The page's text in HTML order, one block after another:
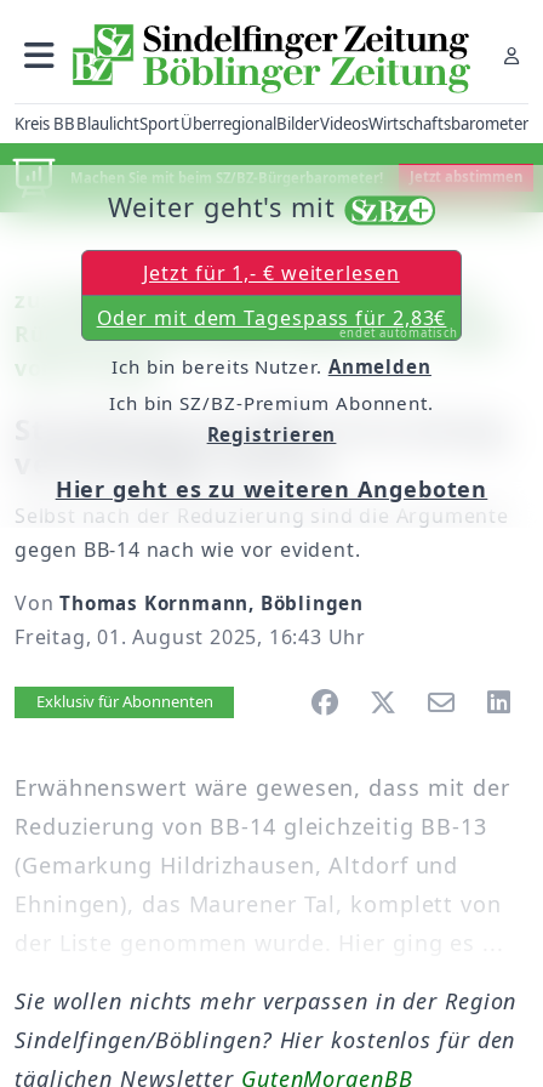
Kreis BBBlaulichtSportÜberregionalBilderVideosWirtschaftsbarometer
Machen Sie mit beim SZ/BZ-Bürgerbarometer! Jetzt abstimmen
zu: Holzgerlinger Gemeinderat kritisiert
Rückschritt bei Windkraftplanung (SZ/BZ
vom 24. Juli)
Streichung von BB-14 ist einzig
Selbst nach der Reduzierung sind die Argumente
gegen BB-14 nach wie vor evident.
VonThomas Kornmann, Böblingen
Freitag, 01. August 2025, 16:43 Uhr
Artikel vorlesen
Exklusiv für Abonnenten
Erwähnenswert wäre gewesen, dass mit der
Reduzierung von BB-14 gleichzeitig BB-13
(Gemarkung Hildrizhausen, Altdorf und
Ehningen), das Maurener Tal, komplett von
der Liste genommen wurde. Hier ging es ...
Weiter geht's mit
Jetzt für 1,- € weiterlesen
Oder mit dem Tagespass für 2,83€
endet automatisch
Ich bin bereits Nutzer. Anmelden
Ich bin SZ/BZ-Premium Abonnent.
Registrieren
Hier geht es zu weiteren Angeboten
Sie wollen nichts mehr verpassen in der Region
Sindelfingen/Böblingen? Hier kostenlos für den
täglichen Newsletter GutenMorgenBB